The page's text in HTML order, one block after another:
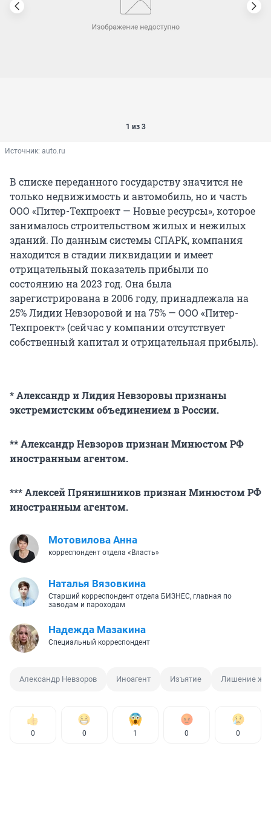
1 из 3
Источник: auto.ru
В списке переданного государству значится не
только недвижимость и автомобиль, но и часть
ООО «Питер-Техпроект — Новые ресурсы», которое
занималось строительством жилых и нежилых
зданий. По данным системы СПАРК, компания
находится в стадии ликвидации и имеет
отрицательный показатель прибыли по
состоянию на 2023 год. Она была
зарегистрирована в 2006 году, принадлежала на
25% Лидии Невзоровой и на 75% — ООО «Питер-
Техпроект» (сейчас у компании отсутствует
собственный капитал и отрицательная прибыль).
* Александр и Лидия Невзоровы признаны
экстремистским объединением в России.
** Александр Невзоров признан Минюстом РФ
иностранным агентом.
*** Алексей Прянишников признан Минюстом РФ
иностранным агентом.
Мотовилова Анна
корреспондент отдела «Власть»
Наталья Вязовкина
Старший корреспондент отдела БИЗНЕС, главная по
заводам и пароходам
Надежда Мазакина
Специальный корреспондент
Александр Невзоров Иноагент Изъятие Лишение
0 0 1 0 0